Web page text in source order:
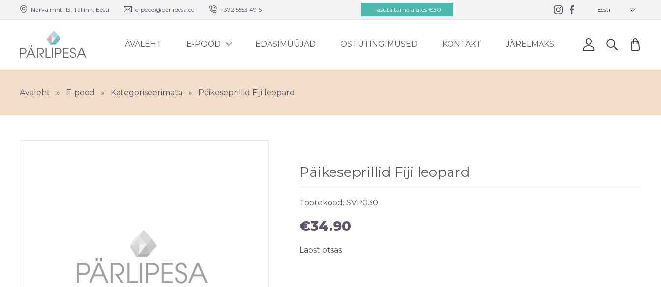
Narva mnt. 13, Tallinn, Eesti e-pood@parlipesa.ee +372 5553 4915 Tasuta tarne alates €30 Eesti
AVALEHT E-POOD EDASIMÜÜJAD OSTUTINGIMUSED KONTAKT JÄRELMAKS
Avaleht » E-pood » Kategoriseerimata » Päikeseprillid Fiji leopard
Päikeseprillid Fiji leopard
Tootekood: SVP030
€34.90
Laost otsas